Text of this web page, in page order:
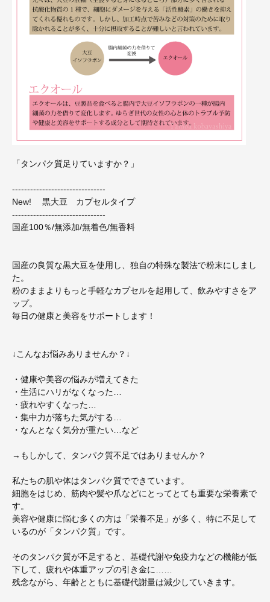
「タンパク質足りていますか？」
-------------------------------
New! 黒大豆 カプセルタイプ
-------------------------------
国産100％/無添加/無着色/無香料
国産の良質な黒大豆を使用し、独自の特殊な製法で粉末にしまし
た。
粉のままよりもっと手軽なカプセルを起用して、飲みやすさをア
ップ。
毎日の健康と美容をサポートします！
↓こんなお悩みありませんか？↓
・健康や美容の悩みが増えてきた
・生活にハリがなくなった…
・疲れやすくなった…
・集中力が落ちた気がする…
・なんとなく気分が重たい…など
→もしかして、タンパク質不足ではありませんか？
私たちの肌や体はタンパク質でできています。
細胞をはじめ、筋肉や髪や爪などにとってとても重要な栄養素で
す。
美容や健康に悩む多くの方は「栄養不足」が多く、特に不足して
いるのが「タンパク質」です。
そのタンパク質が不足すると、基礎代謝や免疫力などの機能が低
下して、疲れや体重アップの引き金に……
残念ながら、年齢とともに基礎代謝量は減少していきます。